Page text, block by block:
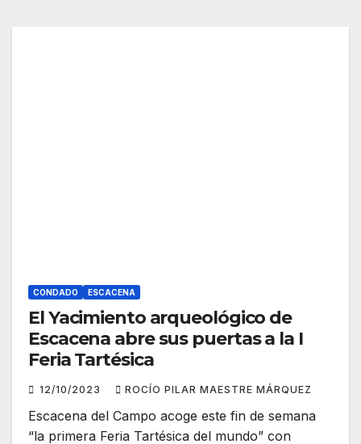
CONDADO ESCACENA
El Yacimiento arqueológico de
Escacena abre sus puertas a la I
Feria Tartésica
12/10/2023 ROCÍO PILAR MAESTRE MÁRQUEZ
Escacena del Campo acoge este fin de semana
“la primera Feria Tartésica del mundo” con